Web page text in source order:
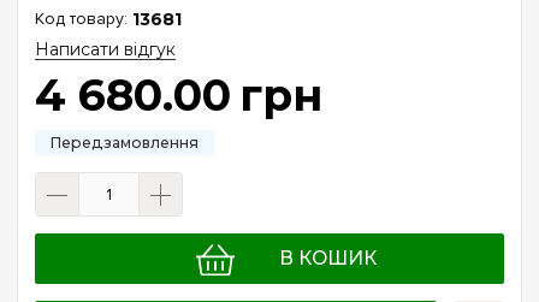
13681
Написати відгук
4 680.00 грн
В КОШИК